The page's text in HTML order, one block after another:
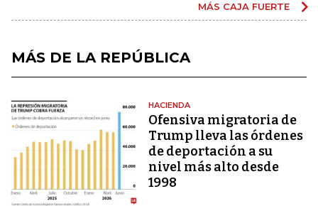
MÁS CAJA FUERTE
MÁS DE LA REPÚBLICA
HACIENDA
Ofensiva migratoria de
Trump lleva las órdenes
de deportación a su
nivel más alto desde
1998